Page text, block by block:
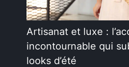
Artisanat et luxe :
incontournable qui
looks d’été